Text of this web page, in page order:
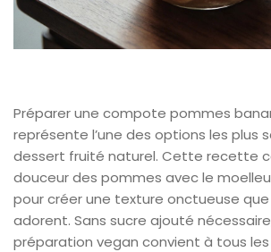
Préparer une compote pommes
représente l’une des options les plus
dessert fruité naturel. Cette recette
douceur des pommes avec le
pour créer une texture onctueuse
adorent. Sans sucre ajouté
préparation vegan convient à tous